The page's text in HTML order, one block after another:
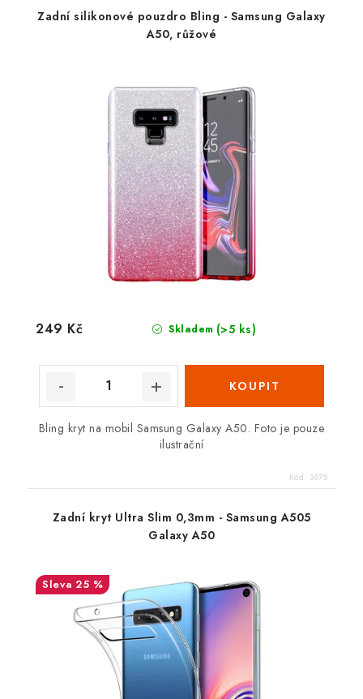
Zadní silikonové pouzdro Bling - Samsung Galaxy
A50, růžové
Skladem (>5 ks)
249 Kč
Bling kryt na mobil Samsung Galaxy A50. Foto je pouze
ilustrační
Kód: 3575
Zadní kryt Ultra Slim 0,3mm - Samsung A505
Galaxy A50
25 %